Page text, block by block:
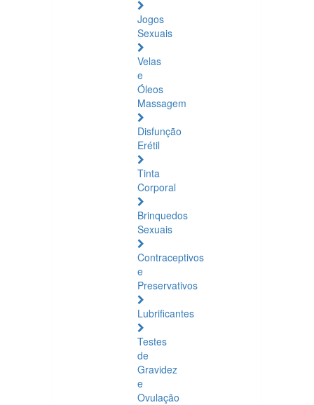
Jogos
Sexuais
Velas
e
Óleos
Massagem
Disfunção
Erétil
Tinta
Corporal
Brinquedos
Sexuais
Contraceptivos
e
Preservativos
Lubrificantes
Testes
de
Gravidez
e
Ovulação